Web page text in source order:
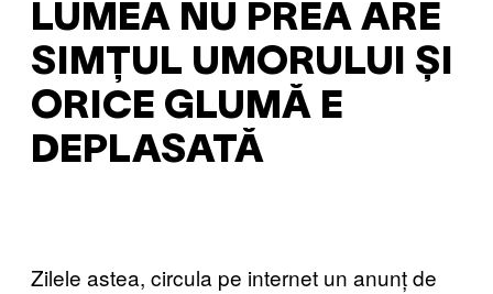
LUMEA NU PREA ARE
SIMȚUL UMORULUI ȘI
ORICE GLUMĂ E
DEPLASATĂ
Zilele astea, circula pe internet un anunț de